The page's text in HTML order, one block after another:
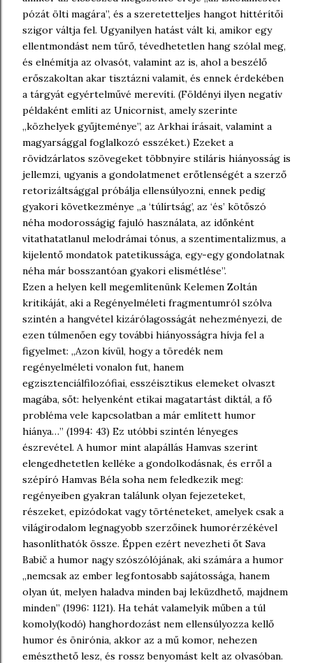
pózát ölti magára”, és a szeretetteljes hangot hittérítői
szigor váltja fel. Ugyanilyen hatást vált ki, amikor egy
ellentmondást nem tűrő, tévedhetetlen hang szólal meg,
és elnémítja az olvasót, valamint az is, ahol a beszélő
erőszakoltan akar tisztázni valamit, és ennek érdekében
a tárgyát egyértelművé merevíti. (Földényi ilyen negatív
példaként említi az Unicornist, amely szerinte
„közhelyek gyűjteménye”, az Arkhai írásait, valamint a
magyarsággal foglalkozó esszéket.) Ezeket a
rövidzárlatos szövegeket többnyire stiláris hiányosság is
jellemzi, ugyanis a gondolatmenet erőtlenségét a szerző
retorizáltsággal próbálja ellensúlyozni, ennek pedig
gyakori következménye „a ‘túlírtság’, az ‘és’ kötőszó
néha modorosságig fajuló használata, az időnként
vitathatatlanul melodrámai tónus, a szentimentalizmus, a
kijelentő mondatok patetikussága, egy-egy gondolatnak
néha már bosszantóan gyakori elismétlése”.
Ezen a helyen kell megemlítenünk Kelemen Zoltán
kritikáját, aki a Regényelméleti fragmentumról szólva
szintén a hangvétel kizárólagosságát nehezményezi, de
ezen túlmenően egy további hiányosságra hívja fel a
figyelmet: „Azon kívül, hogy a töredék nem
regényelméleti vonalon fut, hanem
egzisztenciálfilozófiai, esszéisztikus elemeket olvaszt
magába, sőt: helyenként etikai magatartást diktál, a fő
probléma vele kapcsolatban a már említett humor
hiánya…” (1994: 43) Ez utóbbi szintén lényeges
észrevétel. A humor mint alapállás Hamvas szerint
elengedhetetlen kelléke a gondolkodásnak, és erről a
szépíró Hamvas Béla soha nem feledkezik meg:
regényeiben gyakran találunk olyan fejezeteket,
részeket, epizódokat vagy történeteket, amelyek csak a
világirodalom legnagyobb szerzőinek humorérzékével
hasonlíthatók össze. Éppen ezért nevezheti őt Sava
Babič a humor nagy szószólójának, aki számára a humor
„nemcsak az ember legfontosabb sajátossága, hanem
olyan út, melyen haladva minden baj leküzdhető, majdnem
minden” (1996: 1121). Ha tehát valamelyik műben a túl
komoly(kodó) hanghordozást nem ellensúlyozza kellő
humor és önirónia, akkor az a mű komor, nehezen
emészthető lesz, és rossz benyomást kelt az olvasóban.